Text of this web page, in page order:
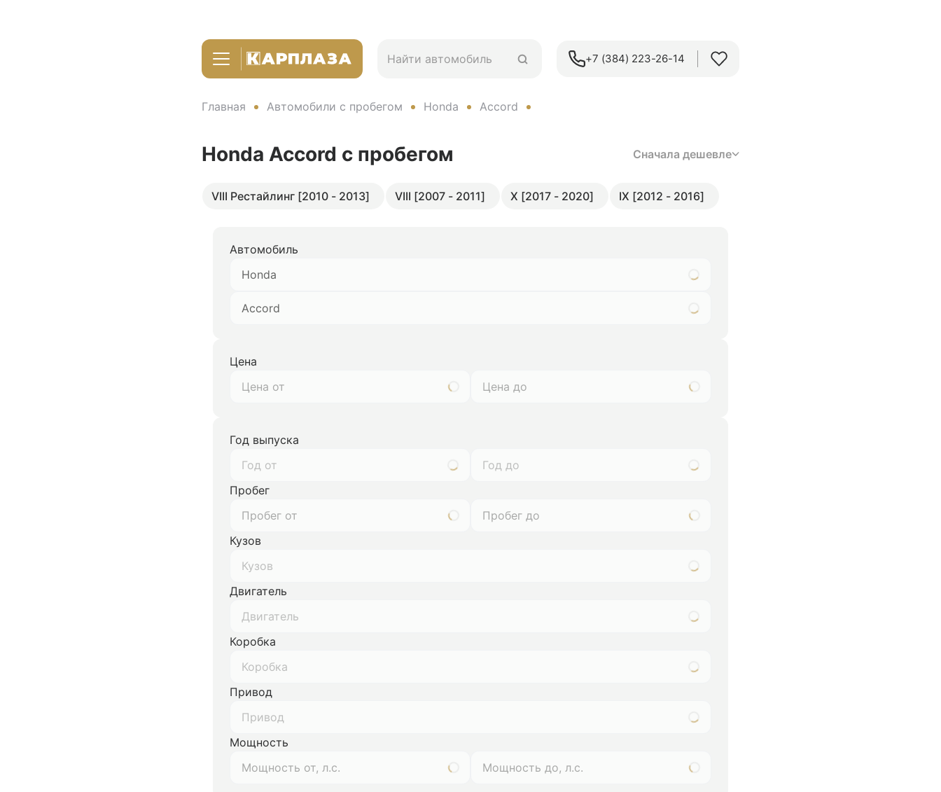
+7 (384) 223-26-14‬
Главная Автомобили с пробегом Honda Accord
Honda Accord с пробегом Сначала дешевле
VIII Рестайлинг [2010 - 2013] VIII [2007 - 2011] X [2017 - 2020] IX [2012 - 2016]
Автомобиль
Honda
Accord
Цена
Год выпуска
Год от
Год до
Пробег
Кузов
Кузов
Двигатель
Двигатель
Коробка
Коробка
Привод
Привод
Мощность